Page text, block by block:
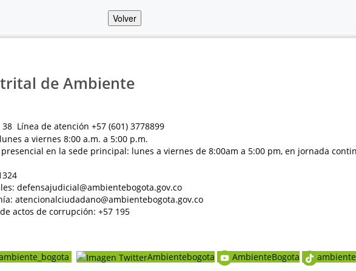
Volver
de Ambiente
Línea de atención +57 (601) 3778899
a viernes 8:00 a.m. a 5:00 p.m.
en la sede principal: lunes a viernes de 8:00am a 5:00 pm, en jornada
defensajudicial@ambientebogota.gov.co
atencionalciudadano@ambientebogota.gov.co
actos de corrupción: +57 195
Ambientebogota AmbienteBogota